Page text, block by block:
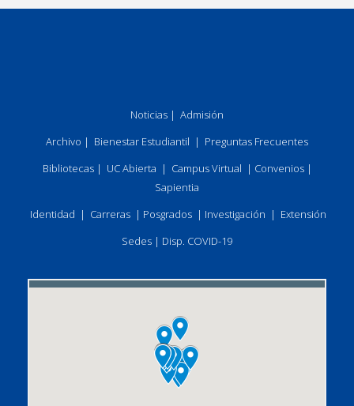
Noticias | Admisión
Archivo | Bienestar Estudiantil | Preguntas Frecuentes
Bibliotecas| UC Abierta | Campus Virtual | Convenios|
Sapientia
Identidad | Carreras | Posgrados | Investigación | Extensión
Sedes | Disp. COVID-19